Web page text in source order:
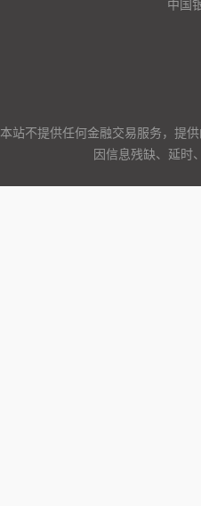
中国
本站不提供任何金融交易服务，提
因信息残缺、延时